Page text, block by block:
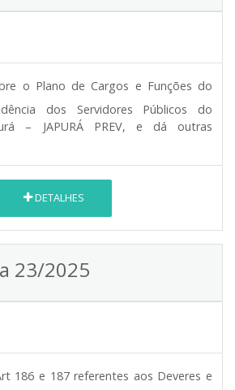
o Plano de Cargos e Funções do
dos Servidores Públicos do
– JAPURÁ PREV, e dá outras
DETALHES
23/2025
186 e 187 referentes aos Deveres e